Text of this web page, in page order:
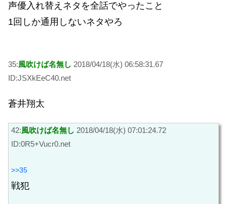
声優入れ替えネタを全話でやったこと
1回しか通用しないネタやろ
35:風吹けば名無し 2018/04/18(水) 06:58:31.67
ID:JSXkEeC40.net
蒼井翔太
42:風吹けば名無し 2018/04/18(水) 07:01:24.72
ID:0R5+Vucr0.net
>>35
戦犯